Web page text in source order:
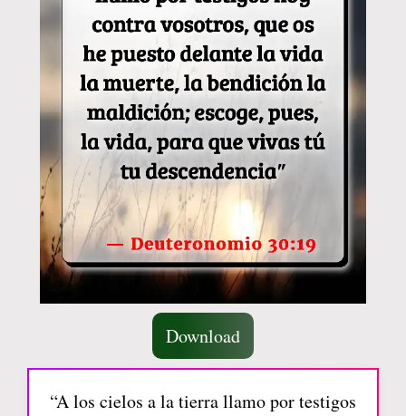
Download
“A los cielos a la tierra llamo por testigos